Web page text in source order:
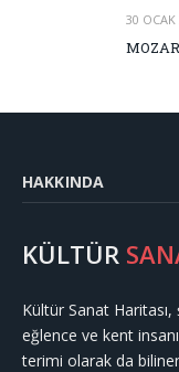
30 OCAK
HAKKINDA
KÜLTÜR
Kültür Sanat
eğlence ve kent
terimi olarak da